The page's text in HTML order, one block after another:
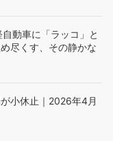
動車に「ラッコ」と
尽くす、その静かな
小休止｜2026年4月